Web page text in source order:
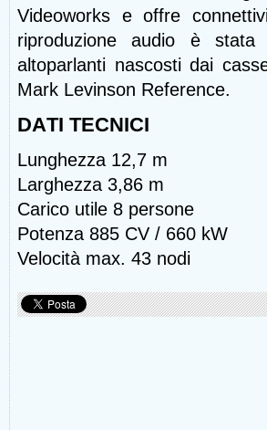
Videoworks e offre
riproduzione audio è stata
altoparlanti nascosti dai
Mark Levinson Reference.
DATI TECNICI
Lunghezza 12,7 m
Larghezza 3,86 m
Carico utile 8 persone
Potenza 885 CV / 660 kW
Velocità max. 43 nodi